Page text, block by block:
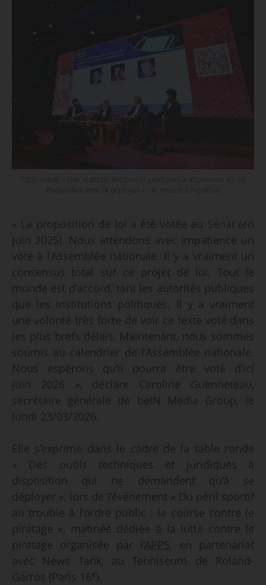
« La proposition de loi a été votée au
(en
juin 2025). Nous attendons avec impatience un
vote à l’Assemblée nationale. Il y a vraiment un
consensus total sur ce projet de loi. Tout le
monde est d’accord, tant les autorités publiques
que les institutions politiques. Il y a vraiment
une volonté très forte de voir ce texte voté dans
les plus brefs délais. Maintenant, nous sommes
soumis au calendrier de l’Assemblée nationale.
Nous espérons qu’il pourra être voté d’ici
juin 2026 », déclare Caroline Guenneteau,
secrétaire générale de beIN Media Group, le
lundi 23/03/2026.
Elle s’exprime dans le cadre de la table ronde
« Des outils techniques et juridiques à
disposition qui ne demandent qu’à se
déployer », lors de l’événement « Du péril sportif
au trouble à l’ordre public : la course contre le
piratage », matinée dédiée à la lutte contre le
piratage organisée par l’APPS, en partenariat
avec News Tank, au Tenniseum de Roland-
Garros (Paris 16e ).